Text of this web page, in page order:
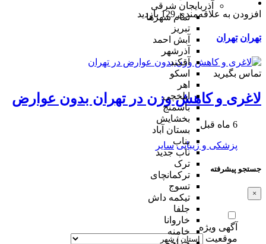
آذربایجان شرقی
تمام شهر‌ها
تبریز
آبش احمد
آذرشهر
آقکند
اسکو
اهر
ایلخچی
باسمنج
بخشایش
بستان آباد
بناب
ناب جدید
ترک
ترکمانچای
تسوج
تیکمه داش
جلفا
خاروانا
خامنه
افزودن به علاقه‌مندی 129 بازدید
تهران تهران
تماس بگیرید
لاغری و کاهش وزن در تهران بدون عوارض
6 ماه قبل
پزشکی و زیبایی سایر
جستجو پیشرفته
×
آگهی ویژه
موقعیت